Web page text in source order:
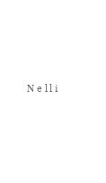
Nelli